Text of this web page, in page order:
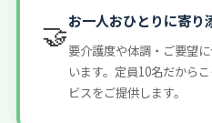
🤝お一人おひとりに寄り
要介護度や体調・ご要望
います。定員10名だから
ビスをご提供します。